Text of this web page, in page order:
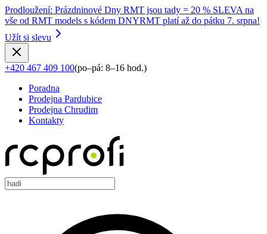
Prodloužení: Prázdninové Dny RMT jsou tady = 20 % SLEVA na
vše od RMT models s kódem DNYRMT platí až do pátku 7. srpna!
Užít si slevu
+420 467 409 100(po–pá: 8–16 hod.)
Poradna
Prodejna Pardubice
Prodejna Chrudim
Kontakty